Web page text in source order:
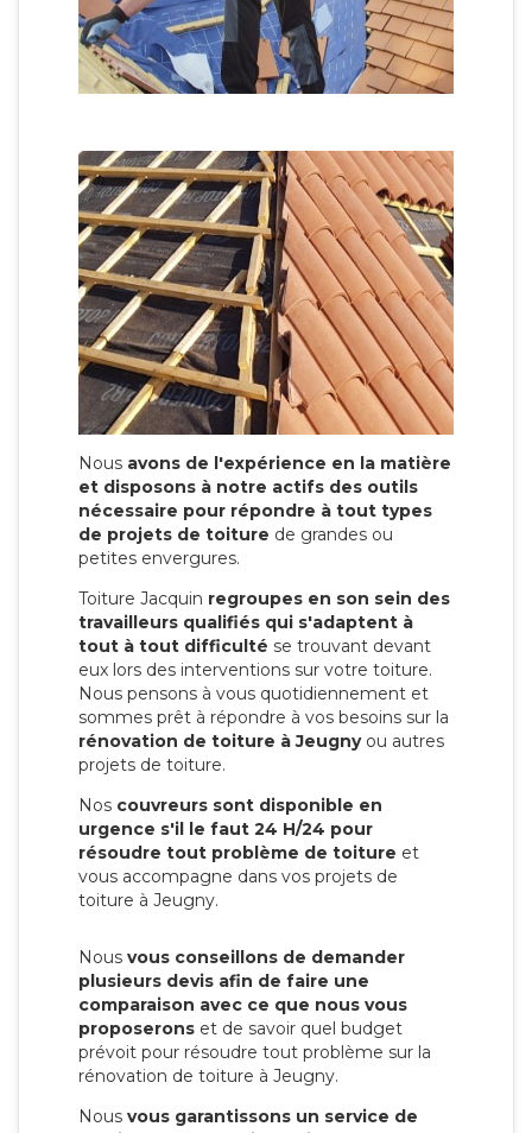
Nous avons de l'expérience en la matière
et disposons à notre actifs des outils
nécessaire pour répondre à tout types
de projets de toiture de grandes ou
petites envergures.
Toiture Jacquin regroupes en son sein des
travailleurs qualifiés qui s'adaptent à
tout à tout difficulté se trouvant devant
eux lors des interventions sur votre toiture.
Nous pensons à vous quotidiennement et
sommes prêt à répondre à vos besoins sur la
rénovation de toiture à Jeugnyou autres
projets de toiture.
Nos couvreurs sont disponible en
urgence s'il le faut 24 H/24 pour
résoudre tout problème de toiture et
vous accompagne dans vos projets de
toiture à Jeugny.
Nous vous conseillons de demander
plusieurs devis afin de faire une
comparaison avec ce que nous vous
proposerons et de savoir quel budget
prévoit pour résoudre tout problème sur la
rénovation de toiture à Jeugny.
Nous vous garantissons un service de